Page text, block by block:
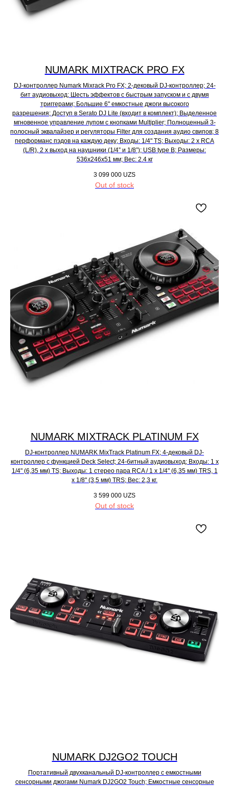
NUMARK MIXTRACK PRO FX
DJ-контроллер Numark Mixrack Pro FX; 2-дековый DJ-контроллер; 24-
бит аудиовыход; Шесть эффектов с быстрым запуском и с двумя
триггерами; Большие 6" емкостные джоги высокого
разрешения; Доступ в Serato DJ Lite (входит в комплект); Выделенное
мгновенное управление лупом с кнопками Multiplier; Полноценный 3-
полосный эквалайзер и регуляторы Filter для создания аудио свипов; 8
перформанс пэдов на каждую деку; Входы: 1/4" TS; Выходы: 2 x RCA
(L/R), 2 х выход на наушники (1/4” и 1/8”); USB type B; Размеры:
536х246х51 мм; Вес: 2.4 кг
3 099 000 UZS
Out of stock
NUMARK MIXTRACK PLATINUM FX
DJ-контроллер NUMARK MixTrack Platinum FX; 4-дековый DJ-
контроллер с функцией Deck Select; 24-битный аудиовыход; Входы: 1 х
1/4" (6,35 мм) TS; Выходы: 1 стерео пара RCA / 1 х 1/4" (6,35 мм) TRS, 1
х 1/8" (3,5 мм) TRS; Вес: 2,3 кг.
3 599 000 UZS
Out of stock
NUMARK DJ2GO2 TOUCH
Портативный двухканальный DJ-контроллер с емкостными
сенсорными джогами Numark DJ2GO2 Touch; Емкостные сенсорные